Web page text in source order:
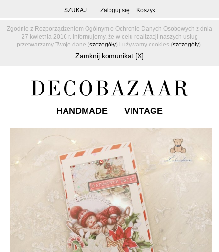
Zgodnie z Rozporządzeniem Ogólnym o Ochronie Danych Osobowych z dnia
27 kwietnia 2016 r. informujemy, że w celu realizacji naszych usług
przetwarzamy Twoje dane (szczegóły) i używamy cookies (szczegóły).
Zamknij komunikat [X]
SZUKAJ Zaloguj się Koszyk
HANDMADE VINTAGE